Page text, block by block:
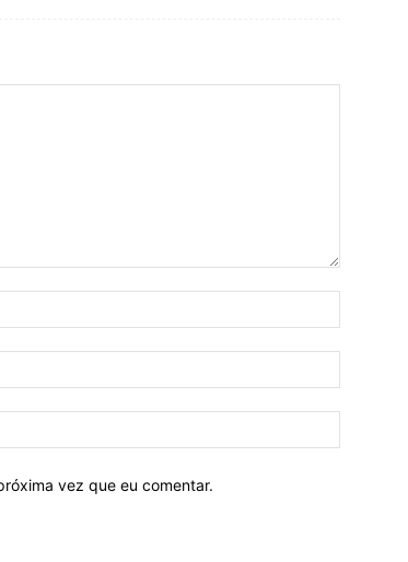
vez que eu comentar.